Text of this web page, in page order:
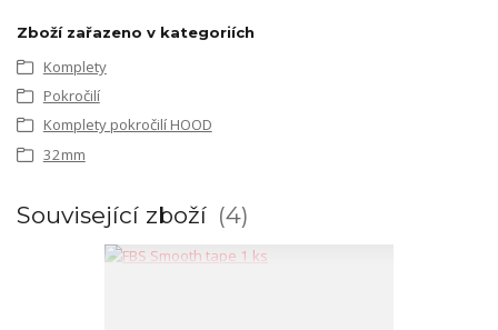
Zboží zařazeno v kategoriích
Komplety
Pokročilí
Komplety pokročilí HOOD
32mm
Související zboží 4